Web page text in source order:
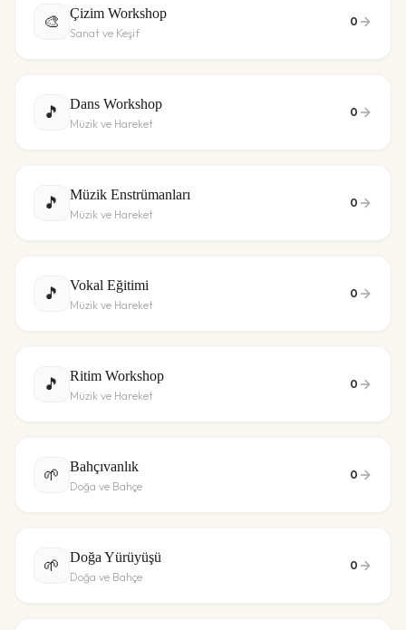
🎨 Çizim Workshop
Sanat ve Keşif
0
🎵 Dans Workshop
Müzik ve Hareket
0
🎵 Müzik Enstrümanları
Müzik ve Hareket
0
🎵 Vokal Eğitimi
Müzik ve Hareket
0
🎵 Ritim Workshop
Müzik ve Hareket
0
🌱 Bahçıvanlık
Doğa ve Bahçe
0
🌱 Doğa Yürüyüşü
Doğa ve Bahçe
0